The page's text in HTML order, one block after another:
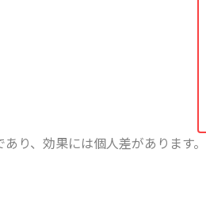
り、効果には個人差があります。